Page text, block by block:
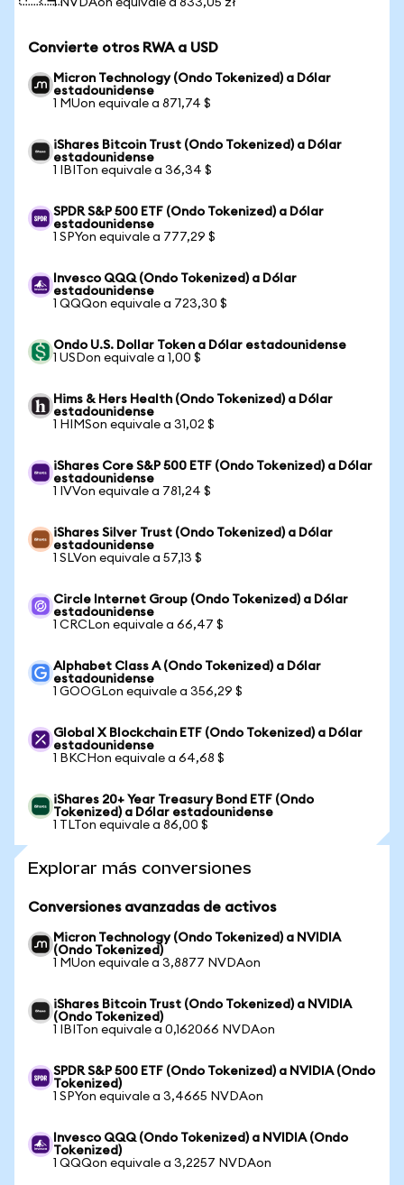
1 NVDAon equivale a 833,05 zł
Convierte otros RWA a USD
Micron Technology (Ondo Tokenized) a Dólar
estadounidense
1 MUon equivale a 871,74 $
iShares Bitcoin Trust (Ondo Tokenized) a Dólar
estadounidense
1 IBITon equivale a 36,34 $
SPDR S&P 500 ETF (Ondo Tokenized) a Dólar
estadounidense
1 SPYon equivale a 777,29 $
Invesco QQQ (Ondo Tokenized) a Dólar
estadounidense
1 QQQon equivale a 723,30 $
Ondo U.S. Dollar Token a Dólar estadounidense
1 USDon equivale a 1,00 $
Hims & Hers Health (Ondo Tokenized) a Dólar
estadounidense
1 HIMSon equivale a 31,02 $
iShares Core S&P 500 ETF (Ondo Tokenized) a Dólar
estadounidense
1 IVVon equivale a 781,24 $
iShares Silver Trust (Ondo Tokenized) a Dólar
estadounidense
1 SLVon equivale a 57,13 $
Circle Internet Group (Ondo Tokenized) a Dólar
estadounidense
1 CRCLon equivale a 66,47 $
Alphabet Class A (Ondo Tokenized) a Dólar
estadounidense
1 GOOGLon equivale a 356,29 $
Global X Blockchain ETF (Ondo Tokenized) a Dólar
estadounidense
1 BKCHon equivale a 64,68 $
iShares 20+ Year Treasury Bond ETF (Ondo
Tokenized) a Dólar estadounidense
1 TLTon equivale a 86,00 $
Explorar más conversiones
Conversiones avanzadas de activos
Micron Technology (Ondo Tokenized) a NVIDIA
(Ondo Tokenized)
1 MUon equivale a 3,8877 NVDAon
iShares Bitcoin Trust (Ondo Tokenized) a NVIDIA
(Ondo Tokenized)
1 IBITon equivale a 0,162066 NVDAon
SPDR S&P 500 ETF (Ondo Tokenized) a NVIDIA (Ondo
Tokenized)
1 SPYon equivale a 3,4665 NVDAon
Invesco QQQ (Ondo Tokenized) a NVIDIA (Ondo
Tokenized)
1 QQQon equivale a 3,2257 NVDAon